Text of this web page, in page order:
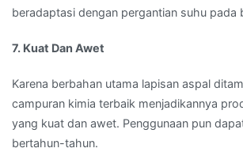
beradaptasi dengan pergantian suhu pada
7. Kuat Dan Awet
Karena berbahan utama lapisan aspal
campuran kimia terbaik menjadikannya
yang kuat dan awet. Penggunaan pun
bertahun-tahun.